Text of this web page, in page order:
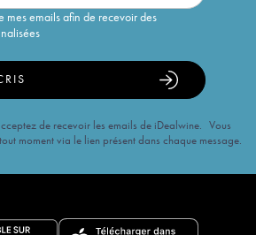
mes emails afin de recevoir des
de recevoir les emails de iDealwine. Vous
moment via le lien présent dans chaque message.